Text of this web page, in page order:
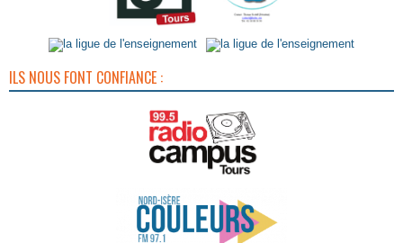
ILS NOUS FONT CONFIANCE :